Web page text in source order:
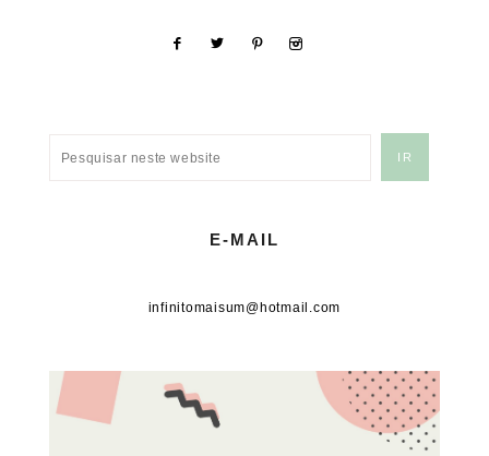
E-MAIL
infinitomaisum@hotmail.com